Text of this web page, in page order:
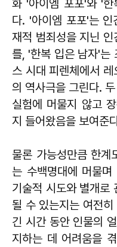
화 '아이엠 포포'와 '
다. '아이엠 포포'는
재적 범죄성을 지닌 인
를, '한복 입은 남자'는
스 시대 피렌체에서
의 역사극을 그린다.
실험에 머물지 않고
지 들어왔음을 보여준
물론 가능성만큼 한
는 수백명대에 머물
기술적 시도와 별개로
될 수 있는지는 여전
긴 시간 동안 인물의
지하는 데 어려움을